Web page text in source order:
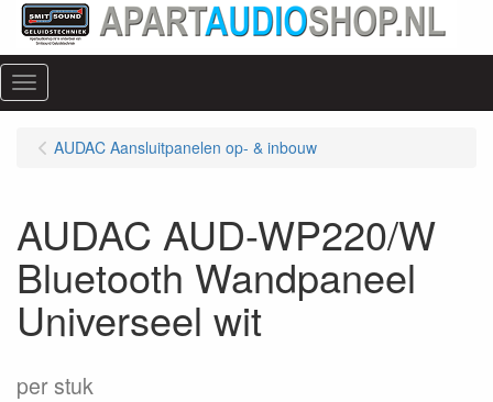
Menu
AUDAC Aansluitpanelen op- & inbouw
AUDAC AUD-WP220/W
Bluetooth Wandpaneel
Universeel wit
per stuk